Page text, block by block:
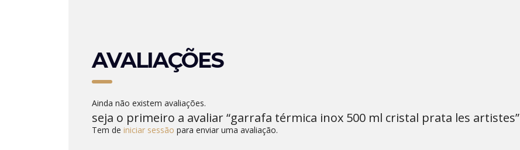
AVALIAÇÕES
Ainda não existem avaliações.
seja o primeiro a avaliar “garrafa térmica inox 500 ml cristal prata les artistes”
Tem de iniciar sessão para enviar uma avaliação.